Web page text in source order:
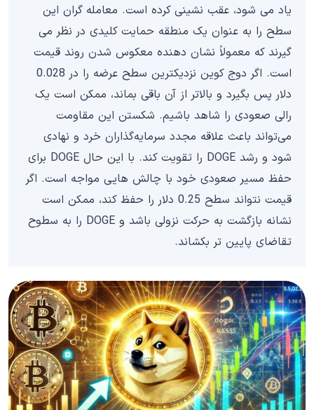
یاد می شود، عقب نشینی کرده است. معامله گران این
سطح را به عنوان یک منطقه حمایت کلیدی در نظر می
گیرند که معمولاً نشان دهنده معکوس شدن روند قیمت
است. اگر دوج کوین نزدیکترین سطح عرضه را در 0.028
دلار پس بگیرد و بالاتر از آن باقی بماند، ممکن است یک
رالی صعودی را شاهد باشیم. شکستن این مقاومت
می‌تواند باعث علاقه مجدد سرمایه‌گذاران خرد و نهادی
شود و رشد DOGE را تقویت کند. با این حال DOGE برای
حفظ مسیر صعودی خود با چالش هایی مواجه است. اگر
قیمت نتواند سطح 0.25 دلار را حفظ کند، ممکن است
نشانه بازگشت به حرکت نزولی باشد و DOGE را به سطوح
تقاضای پایین تر بکشاند.